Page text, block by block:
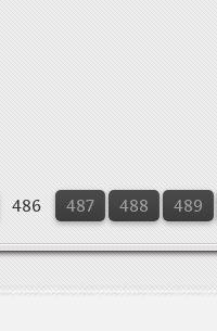
486 487 488 489